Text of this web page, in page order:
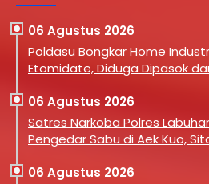
06 Agustus 2026
Poldasu Bongkar Home
Etomidate, Diduga Dipasok
06 Agustus 2026
Satres Narkoba Polres
Pengedar Sabu di Aek Kuo,
06 Agustus 2026